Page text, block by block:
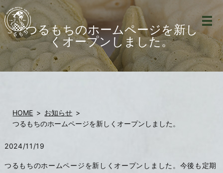
つるもちのホームページを新し
くオープンしました。
HOME
お知らせ
つるもちのホームページを新しくオープンしました。
2024/11/19
つるもちのホームページを新しくオープンしました。今後も定期